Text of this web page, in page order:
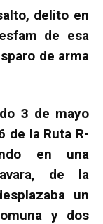
delito en
de esa
de arma
3 de mayo
de la Ruta R-
en una
de la
un
y dos